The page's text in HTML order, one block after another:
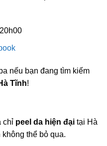
nếu bạn đang tìm kiếm
Tĩnh!
chỉ peel da hiện đại tại Hà
thể bỏ qua.